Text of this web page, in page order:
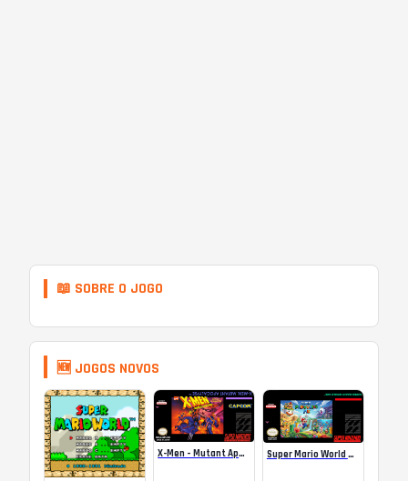
📖 SOBRE O JOGO
🆕 JOGOS NOVOS
X-Men – Mutant Apocalypse Rebalanced Online Super Mario World Mix Online